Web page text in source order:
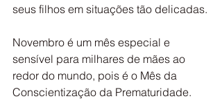
seus filhos em situações tão delicadas.
Novembro é um mês especial e
sensível para milhares de mães ao
redor do mundo, pois é o Mês da
Conscientização da Prematuridade.